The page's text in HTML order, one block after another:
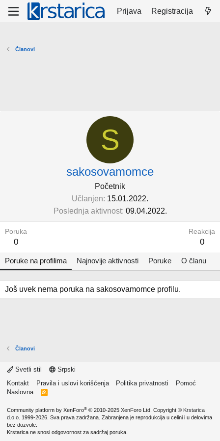
Prijava Registracija
Članovi
S
sakosovamomce
Početnik
Učlanjen 15.01.2022.
Poslednja aktivnost 09.04.2022.
Poruka
0
Reakcija
0
Poruke na profilima Najnovije aktivnosti Poruke O članu
Još uvek nema poruka na sakosovamomce profilu.
Članovi
Svetli stil
Srpski
Kontakt
Pravila i uslovi korišćenja Politika privatnosti
Pomoć
Naslovna
R
Community platform by XenForo® © 2010-2025 XenForo Ltd. Copyright © Krstarica
d.o.o. 1999-2026. Sva prava zadržana. Zabranjena je reprodukcija u celini i u delovima
bez dozvole.
Krstarica ne snosi odgovornost za sadržaj poruka.